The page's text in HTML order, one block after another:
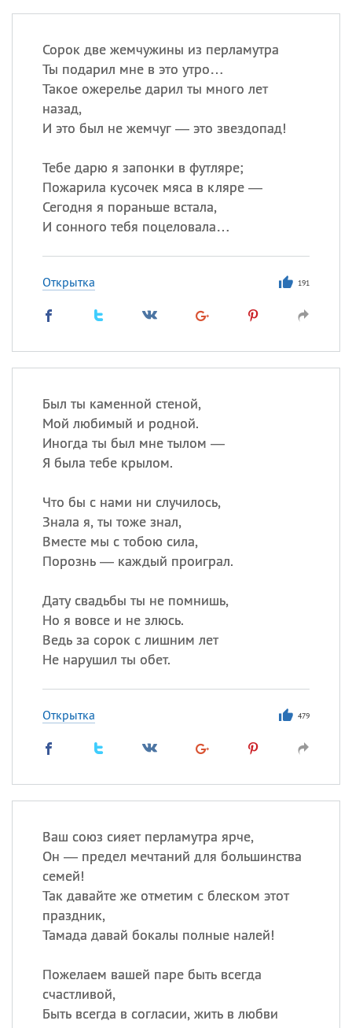
Сорок две жемчужины из перламутра
Ты подарил мне в это утро…
Такое ожерелье дарил ты много лет
назад,
И это был не жемчуг — это звездопад!
Тебе дарю я запонки в футляре;
Пожарила кусочек мяса в кляре —
Сегодня я пораньше встала,
И сонного тебя поцеловала…
Открытка 191
Был ты каменной стеной,
Мой любимый и родной.
Иногда ты был мне тылом —
Я была тебе крылом.
Что бы с нами ни случилось,
Знала я, ты тоже знал,
Вместе мы с тобою сила,
Порознь — каждый проиграл.
Дату свадьбы ты не помнишь,
Но я вовсе и не злюсь.
Ведь за сорок с лишним лет
Не нарушил ты обет.
Открытка 479
Ваш союз сияет перламутра ярче,
Он — предел мечтаний для большинства
семей!
Так давайте же отметим с блеском этот
праздник,
Тамада давай бокалы полные налей!
Пожелаем вашей паре быть всегда
счастливой,
Быть всегда в согласии, жить в любви